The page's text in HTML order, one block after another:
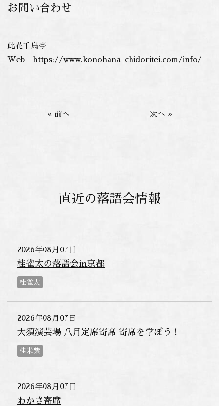
お問い合わせ
此花千鳥亭
Web https://www.konohana-chidoritei.com/info/
« 前へ 次へ »
直近の落語会情報
2026年08月07日
桂雀太の落語会in京都
桂雀太
2026年08月07日
大須演芸場 八月定席寄席 寄席を学ぼう！
桂米紫
2026年08月07日
わかさ寄席